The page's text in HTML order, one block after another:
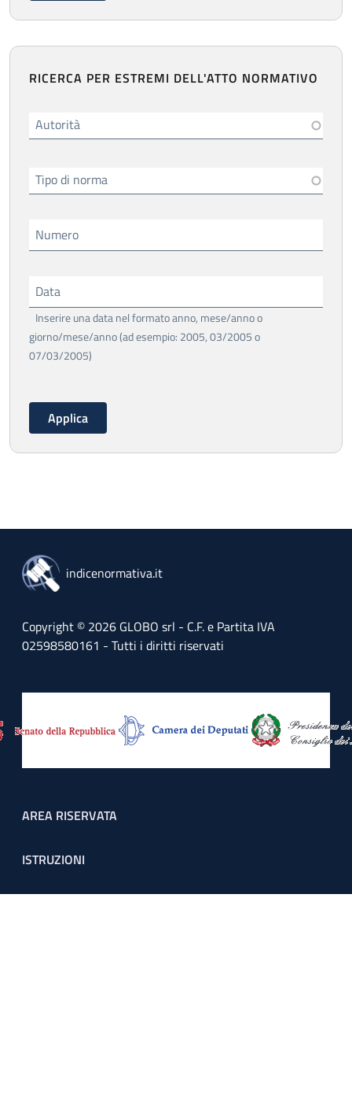
RICERCA PER ESTREMI DELL'ATTO NORMATIVO
Autorità
Tipo di norma
Numero
Data
Inserire una data nel formato anno, mese/anno o
giorno/mese/anno (ad esempio: 2005, 03/2005 o
07/03/2005)
indicenormativa.it
Copyright © 2026 GLOBO srl - C.F. e Partita IVA
02598580161 - Tutti i diritti riservati
Footer menu
AREA RISERVATA
ISTRUZIONI